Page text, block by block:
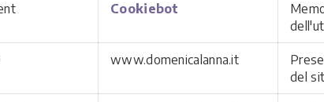
Cookiebot
www.domenicalanna.it
del